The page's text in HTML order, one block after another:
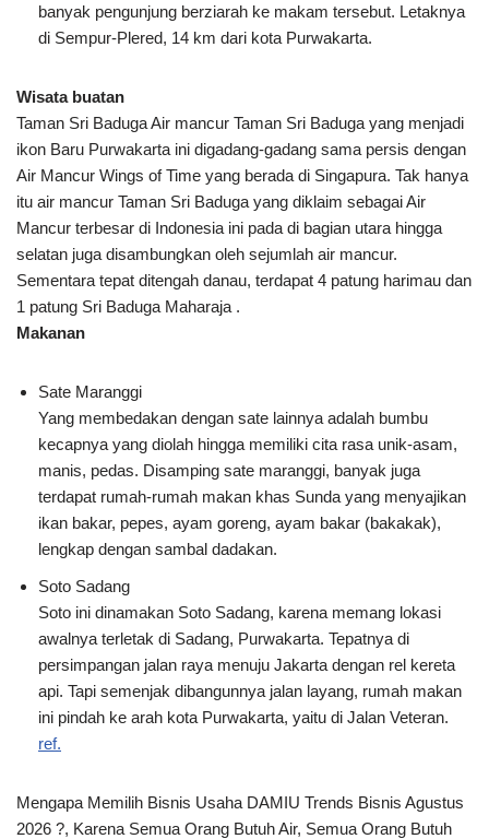
banyak pengunjung berziarah ke makam tersebut. Letaknya
di Sempur-Plered, 14 km dari kota Purwakarta.
Wisata buatan
Taman Sri Baduga Air mancur Taman Sri Baduga yang menjadi
ikon Baru Purwakarta ini digadang-gadang sama persis dengan
Air Mancur Wings of Time yang berada di Singapura. Tak hanya
itu air mancur Taman Sri Baduga yang diklaim sebagai Air
Mancur terbesar di Indonesia ini pada di bagian utara hingga
selatan juga disambungkan oleh sejumlah air mancur.
Sementara tepat ditengah danau, terdapat 4 patung harimau dan
1 patung Sri Baduga Maharaja .
Makanan
Sate Maranggi
Yang membedakan dengan sate lainnya adalah bumbu
kecapnya yang diolah hingga memiliki cita rasa unik-asam,
manis, pedas. Disamping sate maranggi, banyak juga
terdapat rumah-rumah makan khas Sunda yang menyajikan
ikan bakar, pepes, ayam goreng, ayam bakar (bakakak),
lengkap dengan sambal dadakan.
Soto Sadang
Soto ini dinamakan Soto Sadang, karena memang lokasi
awalnya terletak di Sadang, Purwakarta. Tepatnya di
persimpangan jalan raya menuju Jakarta dengan rel kereta
api. Tapi semenjak dibangunnya jalan layang, rumah makan
ini pindah ke arah kota Purwakarta, yaitu di Jalan Veteran.
ref.
Mengapa Memilih Bisnis Usaha DAMIU Trends Bisnis Agustus
2026 ?, Karena Semua Orang Butuh Air, Semua Orang Butuh